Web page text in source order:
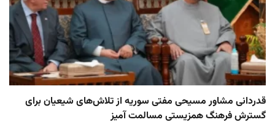
قدردانی مشاور مسیحی مفتی سوریه از تلاش‌های شیعیان برای
گسترش فرهنگ همزیستی مسالمت آمیز